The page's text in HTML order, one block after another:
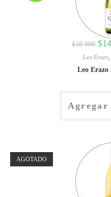
$18.900 $
Leo Erazo,
Leo
AGOTADO